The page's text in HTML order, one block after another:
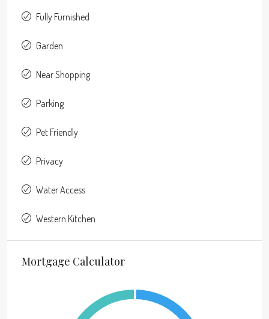
Fully Furnished
Garden
Near Shopping
Parking
Pet Friendly
Privacy
Water Access
Western Kitchen
Mortgage Calculator